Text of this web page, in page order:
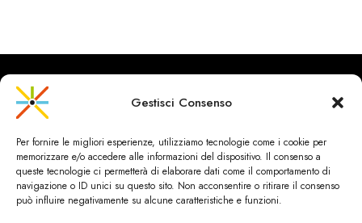
Gestisci Consenso
Per fornire le migliori esperienze, utilizziamo tecnologie come i cookie per
memorizzare e/o accedere alle informazioni del dispositivo. Il consenso a
queste tecnologie ci permetterà di elaborare dati come il comportamento di
navigazione o ID unici su questo sito. Non acconsentire o ritirare il consenso
può influire negativamente su alcune caratteristiche e funzioni.
CityRailways è un sito indipendente che discute argomenti di
urbanistica e trasporto collettivo argomentando con metodo
scientifico sulla base di dati ed esperienze.